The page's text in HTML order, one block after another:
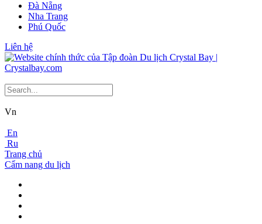
Đà Nẵng
Nha Trang
Phú Quốc
Liên hệ
Vn
En
Ru
Trang chủ
Cẩm nang du lịch